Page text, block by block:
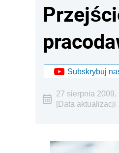
Subskrybuj
27 sierpnia 2009,
[Data aktualizacji